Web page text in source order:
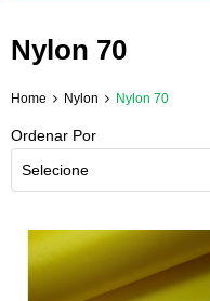
Nylon 70
Home Nylon Nylon 70
Ordenar Por
Selecione